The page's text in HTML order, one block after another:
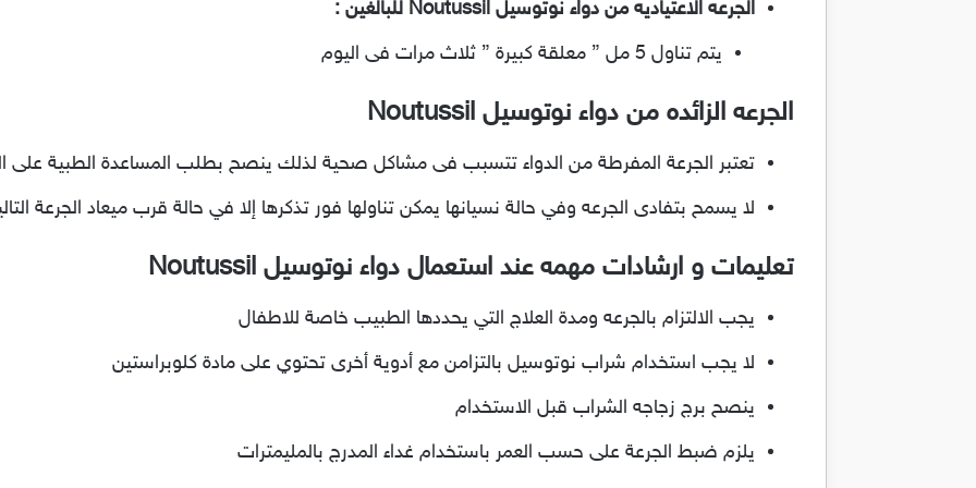
الجرعه الاعتياديه من دواء نوتوسيل Noutussil
للبالغين :
يتم تناول 5 مل ” معلقة كبيرة ” ثلاث مرات فى اليوم
الجرعه الزائده من دواء نوتوسيل Noutussil
تعتبر الجرعة المفرطة من الدواء تتسبب فى مشاكل صحية لذلك ينصح بطلب المساعدة الطبية على
لا يسمح بتفادى الجرعه وفي حالة نسيانها يمكن تناولها فور تذكرها إلا في حالة قرب ميعاد الجرعة
تعليمات و ارشادات مهمه عند استعمال دواء نوتوسيل Noutussil
يجب الالتزام بالجرعه ومدة العلاج التي يحددها الطبيب خاصة للاطفال
لا يجب استخدام شراب نوتوسيل بالتزامن مع أدوية أخرى تحتوي على مادة كلوبراستين
ينصح برج زجاجه الشراب قبل الاستخدام
يلزم ضبط الجرعة على حسب العمر باستخدام غداء المدرج بالمليمترات